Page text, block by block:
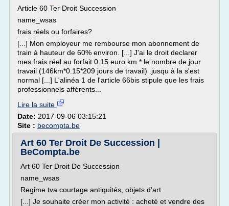
Article 60 Ter Droit Succession
name_wsas
frais réels ou forfaires?
[...] Mon employeur me rembourse mon abonnement de
train à hauteur de 60% environ. [...] J'ai le droit declarer
mes frais réel au forfait 0.15 euro km * le nombre de jour
travail (146km*0.15*209 jours de travail) .jusqu à la s'est
normal [...] L'alinéa 1 de l'article 66bis stipule que les frais
professionnels afférents...
Lire la suite
Date: 2017-09-06 03:15:21
Site : becompta.be
Art 60 Ter Droit De Succession |
BeCompta.be
Art 60 Ter Droit De Succession
name_wsas
Regime tva courtage antiquités, objets d'art
[...] Je souhaite créer mon activité : acheté et vendre des